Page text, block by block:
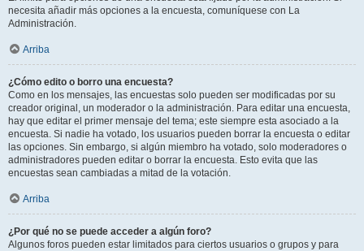
necesita añadir más opciones a la encuesta, comuníquese con La
Administración.
Arriba
¿Cómo edito o borro una encuesta?
Como en los mensajes, las encuestas solo pueden ser modificadas por su
creador original, un moderador o la administración. Para editar una encuesta,
hay que editar el primer mensaje del tema; este siempre esta asociado a la
encuesta. Si nadie ha votado, los usuarios pueden borrar la encuesta o editar
las opciones. Sin embargo, si algún miembro ha votado, solo moderadores o
administradores pueden editar o borrar la encuesta. Esto evita que las
encuestas sean cambiadas a mitad de la votación.
Arriba
¿Por qué no se puede acceder a algún foro?
Algunos foros pueden estar limitados para ciertos usuarios o grupos y para